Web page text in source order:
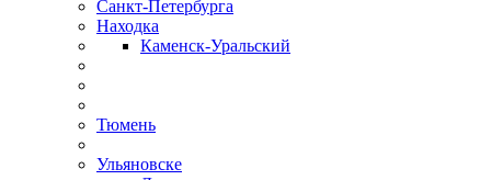
Санкт-Петербурга
Находка
Каменск-Уральский
Тюмень
Ульяновске